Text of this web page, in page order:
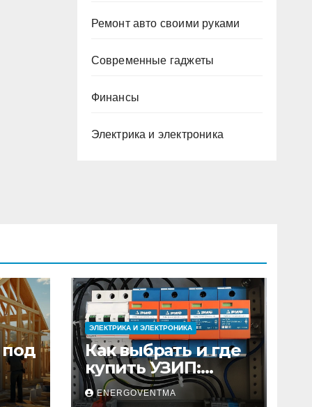
Ремонт авто своими руками
Современные гаджеты
Финансы
Электрика и электроника
под
ЭЛЕКТРИКА И ЭЛЕКТРОНИКА
Как выбрать и где
купить УЗИП:
особенности
устройств защиты
ENERGOVENTMA